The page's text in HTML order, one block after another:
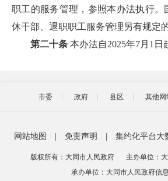
职工的服务管理，参照本办法执行。
休干部、退职职工服务管理另有规定
第二十条 本办法自2025年7月1日
市委 政府 县区 其他网
网站地图 免责声明 集约化平台大
版权所有：大同市人民政府
主办单位：
承办单位：大同市人民政府信